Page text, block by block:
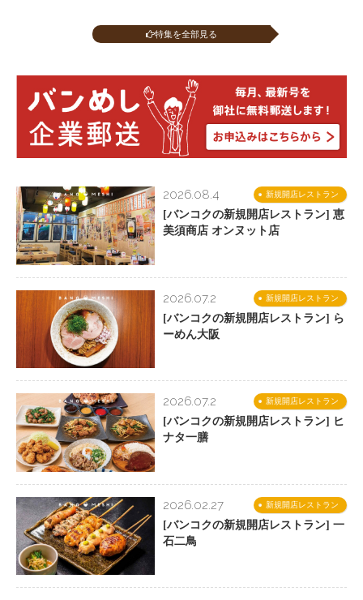
特集を全部見る
新規開店レストラン
2026.08.4
[バンコクの新規開店レストラン] 恵
美須商店 オンヌット店
新規開店レストラン
2026.07.2
[バンコクの新規開店レストラン] ら
ーめん大阪
新規開店レストラン
2026.07.2
[バンコクの新規開店レストラン] ヒ
ナタ一膳
新規開店レストラン
2026.02.27
[バンコクの新規開店レストラン] 一
石二鳥